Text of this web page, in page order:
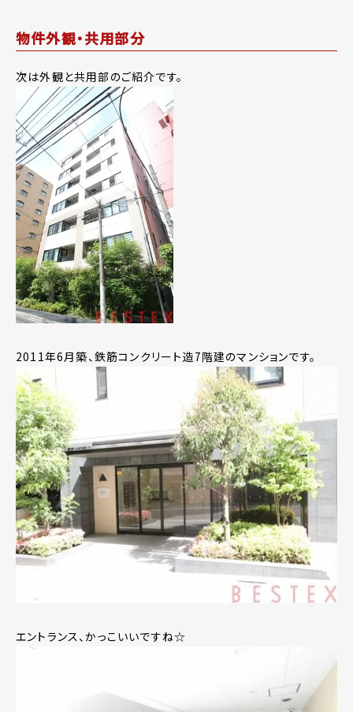
物件外観・共用部分
次は外観と共用部のご紹介です。
2011年6月築、鉄筋コンクリート造7階建のマンションです。
エントランス、かっこいいですね☆